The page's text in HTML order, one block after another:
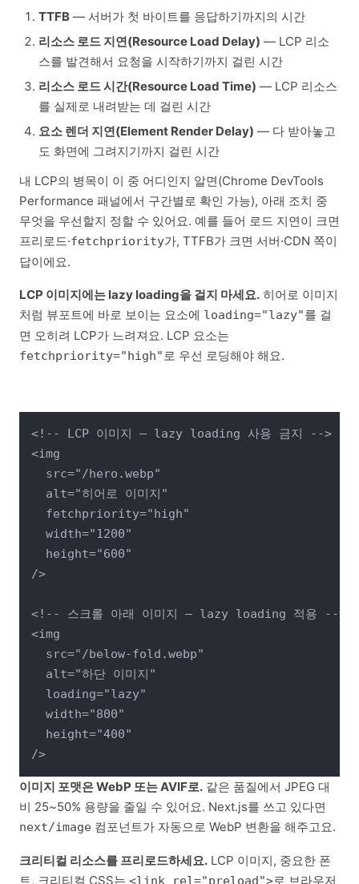
TTFB — 서버가 첫 바이트를 응답하기까지의 시간
리소스 로드 지연(Resource Load Delay) — LCP 리소
스를 발견해서 요청을 시작하기까지 걸린 시간
리소스 로드 시간(Resource Load Time) — LCP 리소스
를 실제로 내려받는 데 걸린 시간
요소 렌더 지연(Element Render Delay) — 다 받아놓고
도 화면에 그려지기까지 걸린 시간
내 LCP의 병목이 이 중 어디인지 알면(Chrome DevTools
Performance 패널에서 구간별로 확인 가능), 아래 조치 중
무엇을 우선할지 정할 수 있어요. 예를 들어 로드 지연이 크면
프리로드·fetchpriority가, TTFB가 크면 서버·CDN 쪽이
답이에요.
LCP 이미지에는 lazy loading을 걸지 마세요. 히어로 이미지
처럼 뷰포트에 바로 보이는 요소에 loading="lazy"를 걸
면 오히려 LCP가 느려져요. LCP 요소는
fetchpriority="high"로 우선 로딩해야 해요.
<!-- LCP 이미지 — lazy loading 사용 금지 -->
<img
  src="/hero.webp"
  alt="히어로 이미지"
  fetchpriority="high"
  width="1200"
  height="600"
/>
<!-- 스크롤 아래 이미지 — lazy loading 적용 -->
<img
  src="/below-fold.webp"
  alt="하단 이미지"
  loading="lazy"
  width="800"
  height="400"
이미지 포맷은 WebP 또는 AVIF로. 같은 품질에서 JPEG 대
비 25~50% 용량을 줄일 수 있어요. Next.js를 쓰고 있다면
next/image 컴포넌트가 자동으로 WebP 변환을 해주고요.
크리티컬 리소스를 프리로드하세요. LCP 이미지, 중요한 폰
트, 크리티컬 CSS는 <link rel="preload">로 브라우저